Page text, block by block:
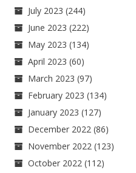
July 2023 (244)
June 2023 (222)
May 2023 (134)
April 2023 (60)
March 2023 (97)
February 2023 (134)
January 2023 (127)
December 2022 (86)
November 2022 (123)
October 2022 (112)